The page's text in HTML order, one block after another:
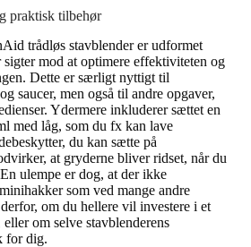
praktisk tilbehør
trådløs stavblender er udformet
mod at optimere effektiviteten og
Dette er særligt nyttigt til
saucer, men også til andre opgaver,
Ydermere inkluderer sættet en
med låg, som du fx kan lave
du kan sætte på
at gryderne bliver ridset, når du
ulempe er dog, at der ikke
som ved mange andre
om du hellere vil investere i et
om selve stavblenderens
for dig.